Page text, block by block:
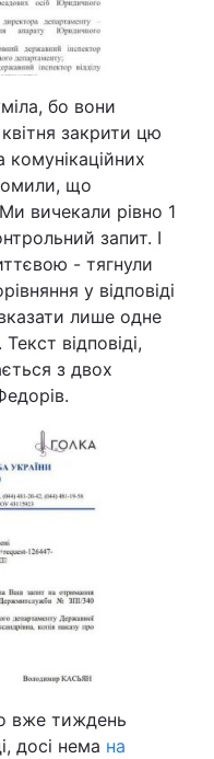
бо вони
закрити цю
що
вичекали рівно 1
запит. І
- тягнули
у відповіді
лише одне
відповіді,
з двох
вже тиждень
досі нема на